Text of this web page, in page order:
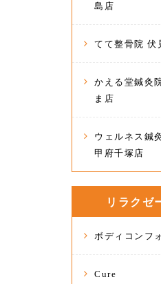
島店
てて整骨院 伏
かえる堂鍼灸
ま店
ウェルネス鍼
甲府千塚店
リラクゼ
ボディコンフ
Cure